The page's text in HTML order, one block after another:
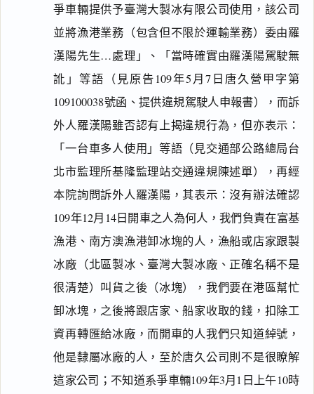
爭車輛提供予臺灣大製冰有限公司使用，該公司
並將漁港業務（包含但不限於運輸業務）委由羅
漢陽先生…處理」、「當時確實由羅漢陽駕駛無
訛」等語（見原告109年5月7日唐久營甲字第
109100038號函、提供違規駕駛人申報書），而訴
外人羅漢陽雖否認有上揭違規行為，但亦表示：
「一台車多人使用」等語（見交通部公路總局台
北市監理所基隆監理站交通違規陳述單），再經
本院詢問訴外人羅漢陽，其表示：沒有辦法確認
109年12月14日開車之人為何人，我們負責在富基
漁港、南方澳漁港卸冰塊的人，漁船或店家跟製
冰廠（北區製冰、臺灣大製冰廠、正確名稱不是
很清楚）叫貨之後（冰塊），我們要在港區幫忙
卸冰塊，之後將跟店家、船家收取的錢，扣除工
資再轉匯給冰廠，而開車的人我們只知道綽號，
他是隸屬冰廠的人，至於唐久公司則不是很瞭解
這家公司；不知道系爭車輛109年3月1日上午10時